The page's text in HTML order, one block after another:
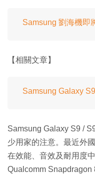
Samsung 劉海機即
【相關文章】
Samsung Galaxy
Samsung Galaxy S9 /
少用家的注意。最近外
在效能、音效及耐用度
Qualcomm Snapdragon